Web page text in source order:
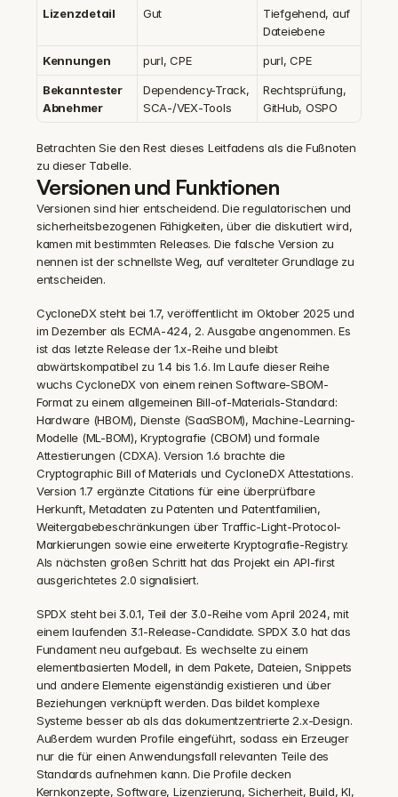
Lizenzdetail Gut
Tiefgehend, auf
Dateiebene
Kennungen purl, CPE purl, CPE
Bekanntester
Abnehmer
Dependency-Track,
SCA-/VEX-Tools
Rechtsprüfung,
GitHub, OSPO
Betrachten Sie den Rest dieses Leitfadens als die Fußnoten
zu dieser Tabelle.
Versionen und Funktionen
Versionen sind hier entscheidend. Die regulatorischen und
sicherheitsbezogenen Fähigkeiten, über die diskutiert wird,
kamen mit bestimmten Releases. Die falsche Version zu
nennen ist der schnellste Weg, auf veralteter Grundlage zu
entscheiden.
CycloneDX steht bei 1.7, veröffentlicht im Oktober 2025 und
im Dezember als ECMA-424, 2. Ausgabe angenommen. Es
ist das letzte Release der 1.x-Reihe und bleibt
abwärtskompatibel zu 1.4 bis 1.6. Im Laufe dieser Reihe
wuchs CycloneDX von einem reinen Software-SBOM-
Format zu einem allgemeinen Bill-of-Materials-Standard:
Hardware (HBOM), Dienste (SaaSBOM), Machine-Learning-
Modelle (ML-BOM), Kryptografie (CBOM) und formale
Attestierungen (CDXA). Version 1.6 brachte die
Cryptographic Bill of Materials und CycloneDX Attestations.
Version 1.7 ergänzte Citations für eine überprüfbare
Herkunft, Metadaten zu Patenten und Patentfamilien,
Weitergabebeschränkungen über Traffic-Light-Protocol-
Markierungen sowie eine erweiterte Kryptografie-Registry.
Als nächsten großen Schritt hat das Projekt ein API-first
ausgerichtetes 2.0 signalisiert.
SPDX steht bei 3.0.1, Teil der 3.0-Reihe vom April 2024, mit
einem laufenden 3.1-Release-Candidate. SPDX 3.0 hat das
Fundament neu aufgebaut. Es wechselte zu einem
elementbasierten Modell, in dem Pakete, Dateien, Snippets
und andere Elemente eigenständig existieren und über
Beziehungen verknüpft werden. Das bildet komplexe
Systeme besser ab als das dokumentzentrierte 2.x-Design.
Außerdem wurden Profile eingeführt, sodass ein Erzeuger
nur die für einen Anwendungsfall relevanten Teile des
Standards aufnehmen kann. Die Profile decken
Kernkonzepte, Software, Lizenzierung, Sicherheit, Build, KI,